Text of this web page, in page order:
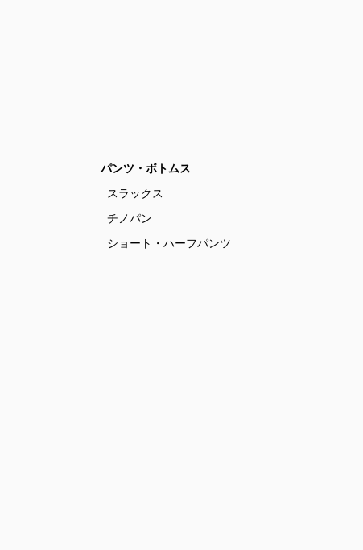
パンツ・ボトムス
スラックス
チノパン
ショート・ハーフパンツ